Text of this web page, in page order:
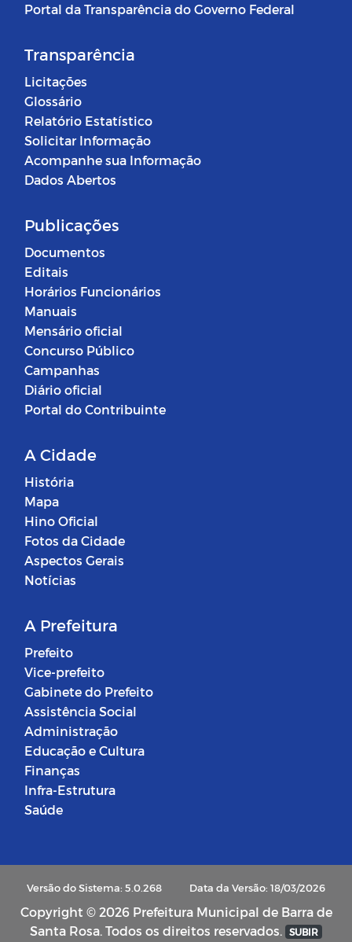
Portal da Transparência do Governo Federal
Transparência
Licitações
Glossário
Relatório Estatístico
Solicitar Informação
Acompanhe sua Informação
Dados Abertos
Publicações
Documentos
Editais
Horários Funcionários
Manuais
Mensário oficial
Concurso Público
Campanhas
Diário oficial
Portal do Contribuinte
A Cidade
História
Mapa
Hino Oficial
Fotos da Cidade
Aspectos Gerais
Notícias
A Prefeitura
Prefeito
Vice-prefeito
Gabinete do Prefeito
Assistência Social
Administração
Educação e Cultura
Finanças
Infra-Estrutura
Saúde
Versão do Sistema: 5.0.268 Data da Versão: 18/03/2026
Copyright © 2026 Prefeitura Municipal de Barra de
Santa Rosa. Todos os direitos reservados. SUBIR